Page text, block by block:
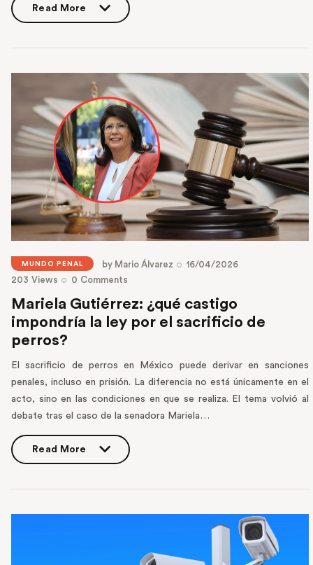
Read More
MUNDO PENAL by Mario Álvarez
16/04/2026
203 Views 0 Comments
Mariela Gutiérrez: ¿qué castigo
impondría la ley por el sacrificio de
perros?
El sacrificio de perros en México puede derivar en sanciones
penales, incluso en prisión. La diferencia no está únicamente en el
acto, sino en las condiciones en que se realiza. El tema volvió al
debate tras el caso de la senadora Mariela…
Read More